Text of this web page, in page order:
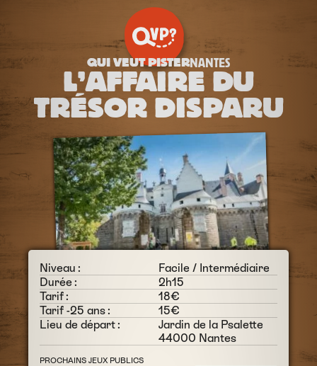
QUI VEUT PISTERNANTES
L’AFFAIRE DU
TRÉSOR DISPARU
Niveau :
Facile / Intermédiaire
Durée :
2h15
Tarif :
18€
Tarif -25 ans :
15€
Lieu de départ :
Jardin de la Psalette
44000 Nantes
PROCHAINS JEUX PUBLICS